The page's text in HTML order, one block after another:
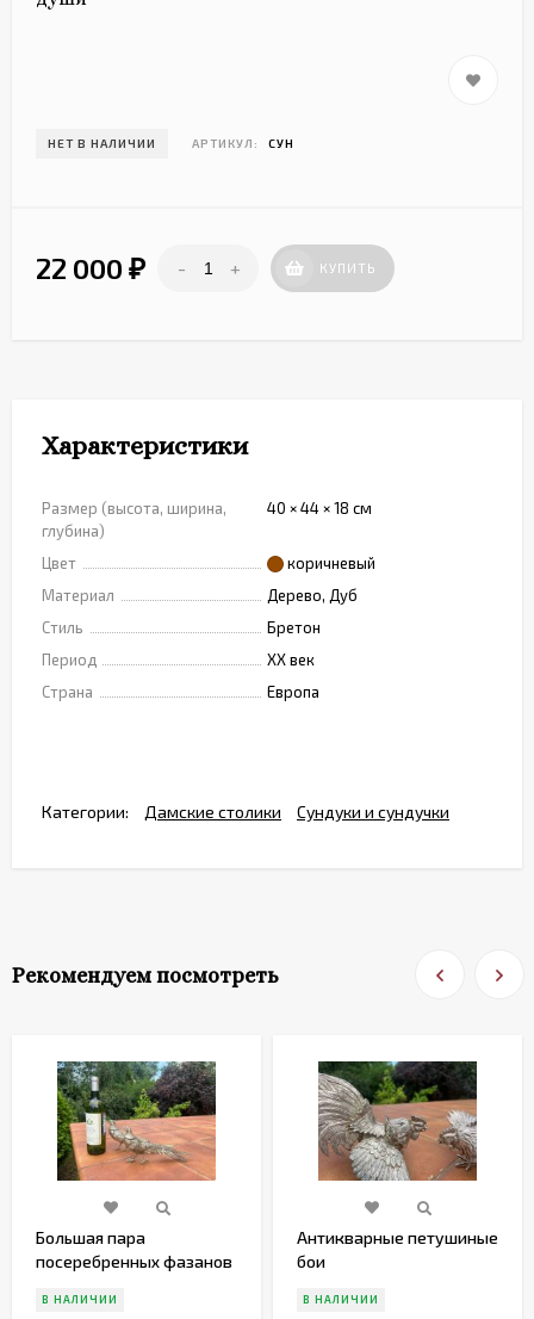
НЕТ В НАЛИЧИИ АРТИКУЛ: СУН
22 000 ₽ - + КУПИТЬ
Характеристики
Размер (высота, ширина,
глубина)
40 × 44 × 18 см
Цвет
коричневый
Материал
Дерево, Дуб
Стиль
Бретон
Период
XX век
Страна
Европа
Категории: Дамские столики Сундуки и сундучки
Рекомендуем посмотреть
Большая пара
посеребренных фазанов
В НАЛИЧИИ
Антикварные петушиные
бои
В НАЛИЧИИ